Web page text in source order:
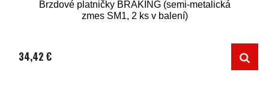
Brzdové platničky BRAKING (semi-metalická
zmes SM1, 2 ks v balení)
34,42 €